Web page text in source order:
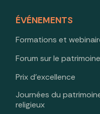
ÉVÉNEMENTS
Formations et
Forum sur le patrimoine
Prix d’excellence
Journées du
religieux